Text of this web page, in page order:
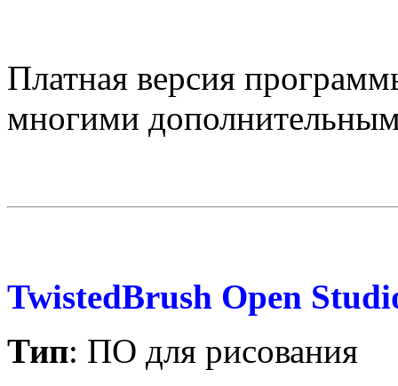
Платная версия
многими
TwistedBrush Open
Тип: ПО для рисования